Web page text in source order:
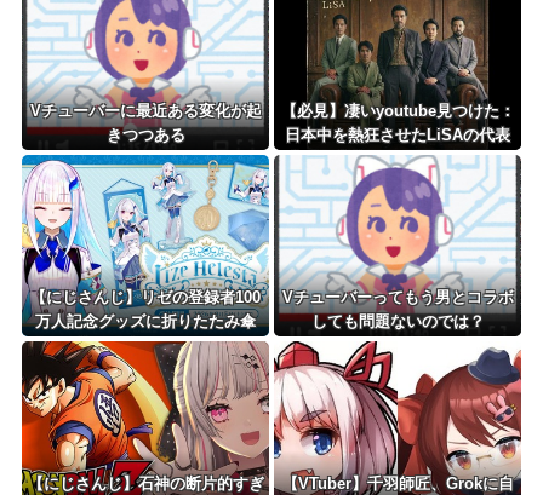
Vチューバーに最近ある変化が起
きつつある
【必見】凄いyoutube見つけた：
日本中を熱狂させたLiSAの代表
曲「紅蓮華」！アニメ『鬼滅の
刃』OPとして社会現象を巻き起
こした名曲のエネルギー
【にじさんじ】リゼの登録者100
万人記念グッズに折りたたみ傘
『傘で草』『晴れてても雨降りそ
う』
Vチューバーってもう男とコラボ
しても問題ないのでは？
【にじさんじ】石神の断片的すぎ
【VTuber】千羽師匠、Grokに自